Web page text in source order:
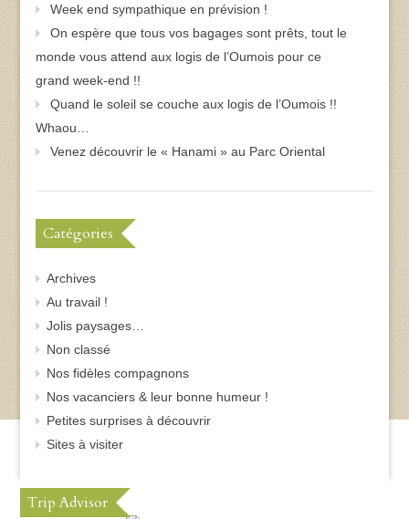
Week end sympathique en prévision !
On espère que tous vos bagages sont prêts, tout le
monde vous attend aux logis de l’Oumois pour ce
grand week-end !!
Quand le soleil se couche aux logis de l’Oumois !!
Whaou…
Venez découvrir le « Hanami » au Parc Oriental
Catégories
Archives
Au travail !
Jolis paysages…
Non classé
Nos fidèles compagnons
Nos vacanciers & leur bonne humeur !
Petites surprises à découvrir
Sites à visiter
Trip Advisor